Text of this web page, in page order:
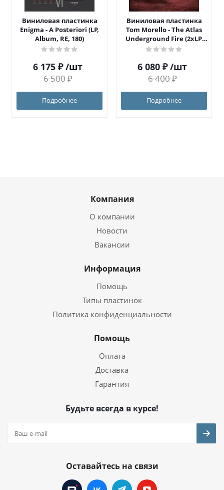
Виниловая пластинка
Enigma - A Posteriori (LP,
Album, RE, 180)
6 175 ₽ /шт
6 500₽
Подробнее
Виниловая пластинка
Tom Morello - The Atlas
Underground Fire (2xLP,
Ora)
6 080 ₽ /шт
6 400₽
Подробнее
Компания
О компании
Новости
Вакансии
Информация
Помощь
Типы пластинок
Политика конфиденциальности
Помощь
Оплата
Доставка
Гарантия
Будьте всегда в курсе!
Оставайтесь на связи